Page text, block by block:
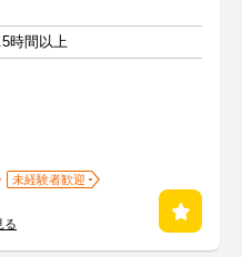
時間以上
未経験者歓迎
る